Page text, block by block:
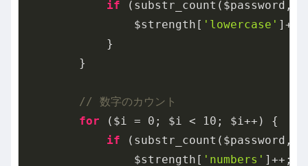
if (substr_count($password,
                $strength[
'lowercase' ]++;
            }
        }
// 数字のカウント
for ($i = 0 ; $i < 10 ; $i++) {
if
                $strength[
'numbers' ]++;